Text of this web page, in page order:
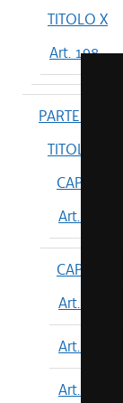
TITOLO X
Art. 198
PARTE IV
TITOLO I
CAPO I
Art. 199
CAPO II
Art. 200
Art. 201
Art. 202